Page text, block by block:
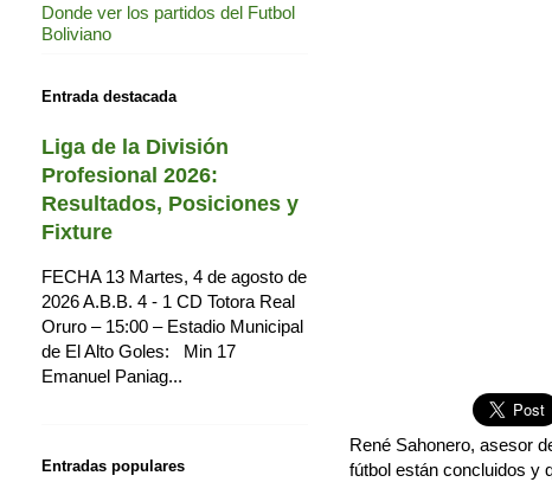
René Sahonero, asesor
fútbol están concluidos y
Donde ver los partidos del Futbol
Boliviano
Entrada destacada
Liga de la División
Profesional 2026:
Resultados, Posiciones y
Fixture
FECHA 13 Martes, 4 de agosto de
2026 A.B.B. 4 - 1 CD Totora Real
Oruro – 15:00 – Estadio Municipal
de El Alto Goles: Min 17
Emanuel Paniag...
Entradas populares